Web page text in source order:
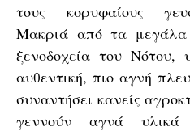
τους κορυφαίους
Μακριά από τα
ξενοδοχεία του Νότου,
αυθεντική, πιο αγνή
συναντήσει κανείς
γεννούν αγνά